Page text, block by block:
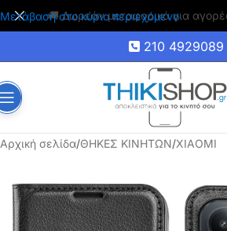
Μετάβαση στο κύριο περιεχόμενο
🚚 Δωρεάν μεταφορικά για
210 4929089
Αρχική σελίδα/ΘΗΚΕΣ ΚΙΝΗΤΩΝ/XIAOMI